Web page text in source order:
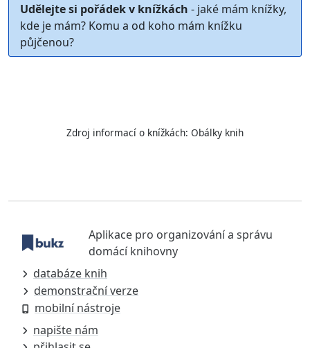
Udělejte si pořádek v knížkách - jaké mám knížky,
kde je mám? Komu a od koho mám knížku
půjčenou?
Zdroj informací o knížkách: Obálky knih
Aplikace pro organizování a správu
domácí knihovny
databáze knih
demonstrační verze
mobilní nástroje
napište nám